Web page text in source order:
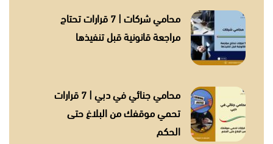
محامي شركات | 7 قرارات تحتاج
مراجعة قانونية قبل تنفيذها
محامي جنائي في دبي | 7 قرارات
تحمي موقفك من البلاغ حتى
الحكم